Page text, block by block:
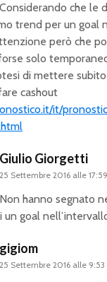
Considerando che le
trend per un goal
però che
forse solo
di mettere
cashout
it/
Giulio Giorgetti
25 Settembre 2016 alle 17:59
Non hanno segnato
un goal
gigiom
25 Settembre 2016 alle 9:53